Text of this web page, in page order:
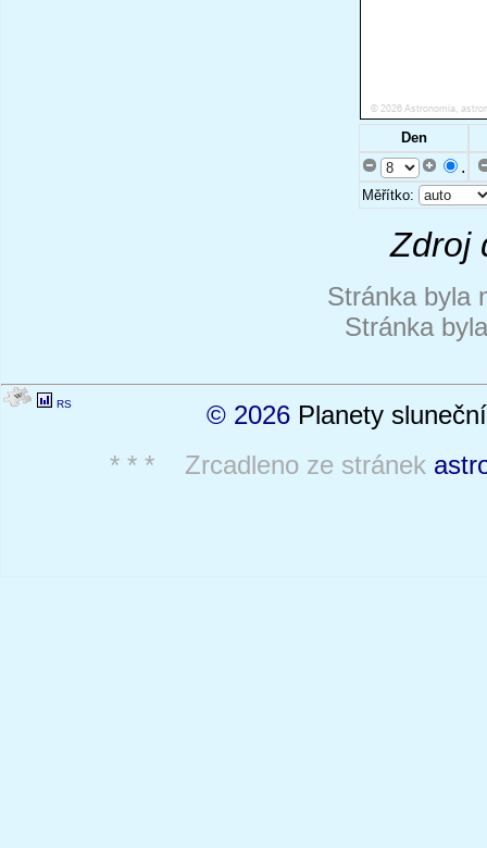
Den
.
Měřítko:
Zdroj
Stránka byla
Stránka
RS © 2026 Planety
* * * Zrcadleno ze stránek